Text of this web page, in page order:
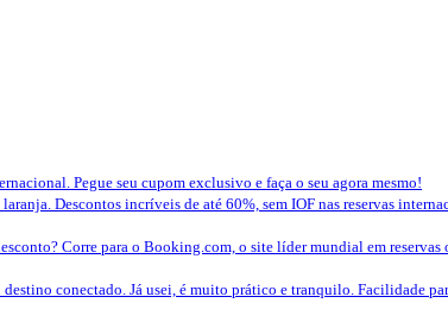
Pegue seu cupom exclusivo e faça o seu agora mesmo!
Descontos incríveis de até 60%, sem IOF nas reservas
Corre para o Booking.com, o site líder mundial em
conectado. Já usei, é muito prático e tranquilo. Facilidade